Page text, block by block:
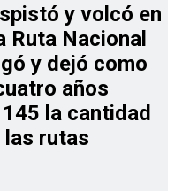
y volcó en
Ruta Nacional
y dejó como
años
la cantidad
rutas